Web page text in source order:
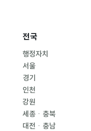
전국
행정자치
서울
경기
인천
강원
세종ㆍ충북
대전ㆍ충남